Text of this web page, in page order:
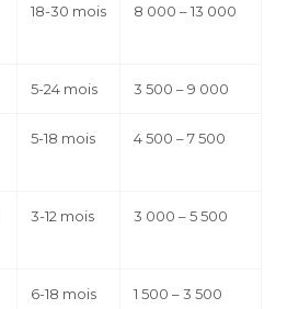
18-30 mois 8 000 – 13 000
5-24 mois 3 500 – 9 000
5-18 mois 4 500 – 7 500
3-12 mois 3 000 – 5 500
6-18 mois 1 500 – 3 500